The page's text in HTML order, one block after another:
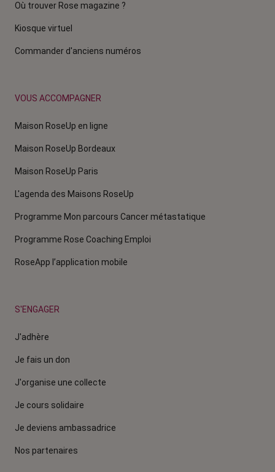
Où trouver Rose magazine ?
Kiosque virtuel
Commander d'anciens numéros
VOUS ACCOMPAGNER
Maison RoseUp en ligne
Maison RoseUp Bordeaux
Maison RoseUp Paris
L'agenda des Maisons RoseUp
Programme Mon parcours Cancer métastatique
Programme Rose Coaching Emploi
RoseApp l’application mobile
S'ENGAGER
J'adhère
Je fais un don
J'organise une collecte
Je cours solidaire
Je deviens ambassadrice
Nos partenaires